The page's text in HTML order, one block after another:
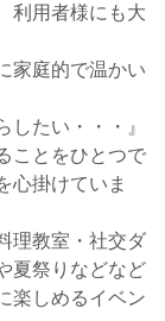
利用者様にも大
家庭的で温かい
したい・・・』
ことをひとつで
心掛けていま
理教室・社交ダ
夏祭りなどなど
楽しめるイベン